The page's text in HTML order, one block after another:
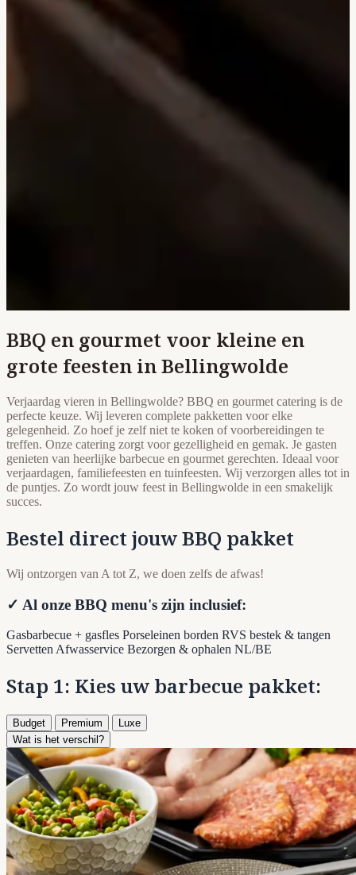
BBQ en gourmet voor kleine en
grote feesten in Bellingwolde
Verjaardag vieren in Bellingwolde? BBQ en gourmet catering is de
perfecte keuze. Wij leveren complete pakketten voor elke
gelegenheid. Zo hoef je zelf niet te koken of voorbereidingen te
treffen. Onze catering zorgt voor gezelligheid en gemak. Je gasten
genieten van heerlijke barbecue en gourmet gerechten. Ideaal voor
verjaardagen, familiefeesten en tuinfeesten. Wij verzorgen alles tot in
de puntjes. Zo wordt jouw feest in Bellingwolde in een smakelijk
succes.
Bestel direct jouw BBQ pakket
Wij ontzorgen van A tot Z, we doen zelfs de afwas!
✓ Al onze BBQ menu's zijn inclusief:
Gasbarbecue + gasfles Porseleinen borden RVS bestek & tangen
Servetten Afwasservice Bezorgen & ophalen NL/BE
Stap 1: Kies uw barbecue pakket:
Budget Premium
Luxe
Wat is het verschil?